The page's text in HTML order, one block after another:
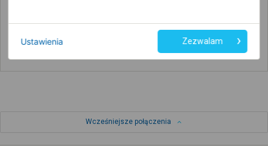
Poniżej przedstawiamy dostępne połączenia z innych dat
Wcześniejsze połączenia
Ustawienia Zezwalam